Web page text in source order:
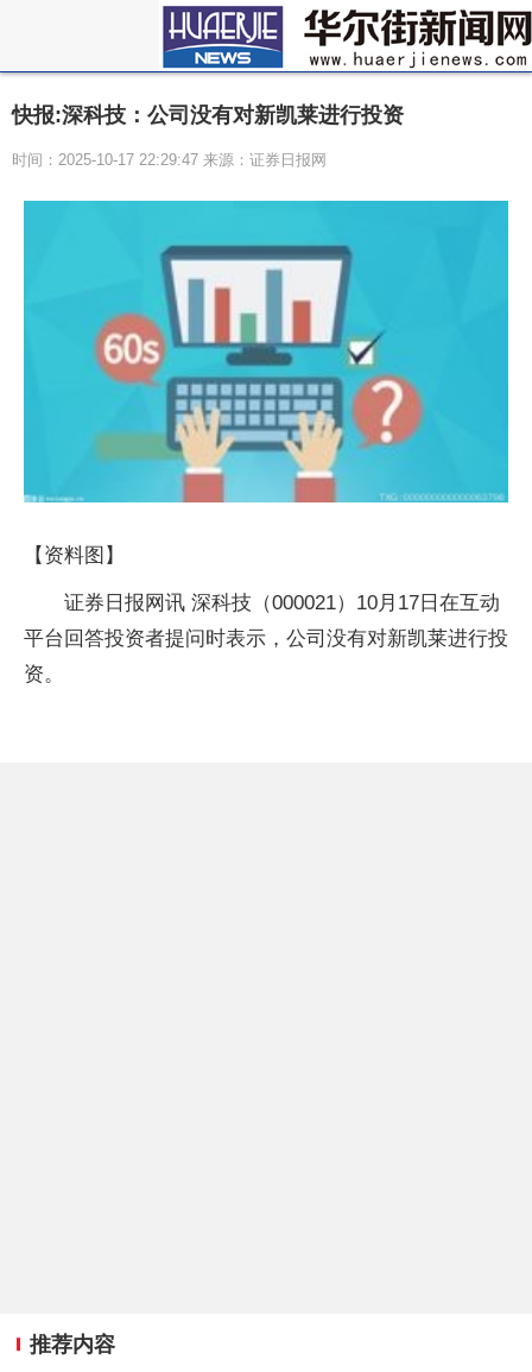
快报:深科技：公司没有对新凯莱进行投资
时间：2025-10-17 22:29:47 来源：证券日报网
【资料图】
证券日报网讯 深科技（000021）10月17日在互动
平台回答投资者提问时表示，公司没有对新凯莱进行投
资。
推荐内容